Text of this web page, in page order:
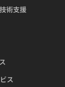
術支援
ス